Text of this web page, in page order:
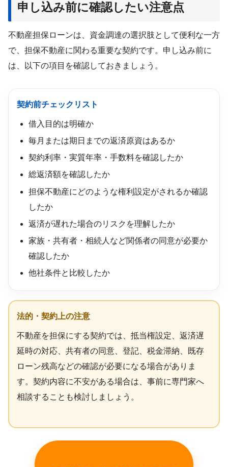
申し込み前に確認したい注意点
不動産担保ローンは、資金調達の選択肢として便利な一方
で、担保不動産に関わる重要な契約です。申し込み前に
は、以下の項目を確認しておきましょう。
契約前チェックリスト
借入目的は明確か
毎月または期日までの返済原資はあるか
契約利率・実質年率・手数料を確認したか
総返済額を確認したか
担保不動産にどのような権利設定がされるか確認
したか
返済が遅れた場合のリスクを理解したか
家族・共有者・相続人など関係者の同意が必要か
確認したか
他社条件と比較したか
法的・契約上の注意
不動産を担保にする契約では、抵当権設定、返済遅
延時の対応、共有者の同意、登記、税金滞納、既存
ローン残高などの確認が必要になる場合がありま
す。契約内容に不安がある場合は、事前に専門家へ
相談することも検討しましょう。